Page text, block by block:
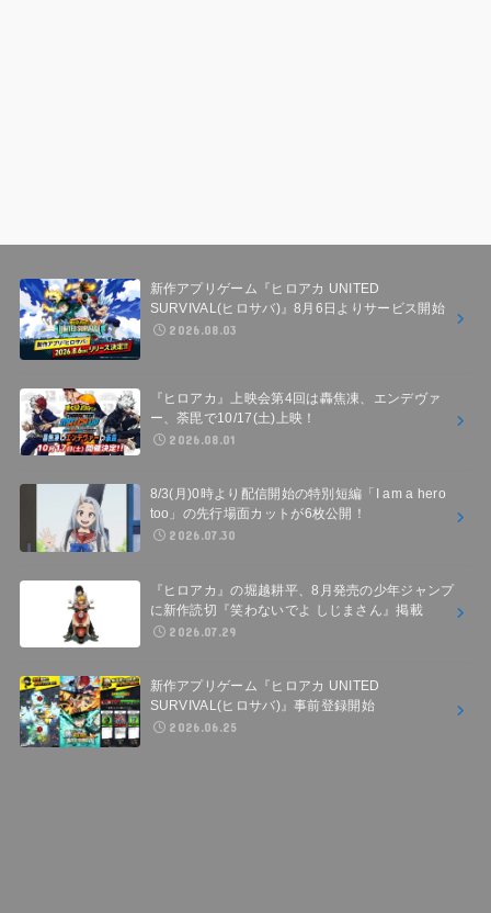
新作アプリゲーム『ヒロアカ UNITED
SURVIVAL(ヒロサバ)』8月6日よりサービス開始
2026.08.03
『ヒロアカ』上映会第4回は轟焦凍、エンデヴァ
ー、荼毘で10/17(土)上映！
2026.08.01
8/3(月)0時より配信開始の特別短編「I am a hero
too」の先行場面カットが6枚公開！
2026.07.30
『ヒロアカ』の堀越耕平、8月発売の少年ジャンプ
に新作読切『笑わないでよ しじまさん』掲載
2026.07.29
新作アプリゲーム『ヒロアカ UNITED
SURVIVAL(ヒロサバ)』事前登録開始
2026.06.25